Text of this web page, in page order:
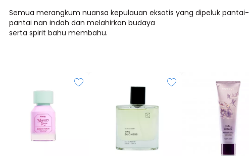
Semua merangkum nuansa kepulauan eksotis yang dipeluk pantai-
pantai nan indah dan melahirkan budaya
serta spirit bahu membahu.